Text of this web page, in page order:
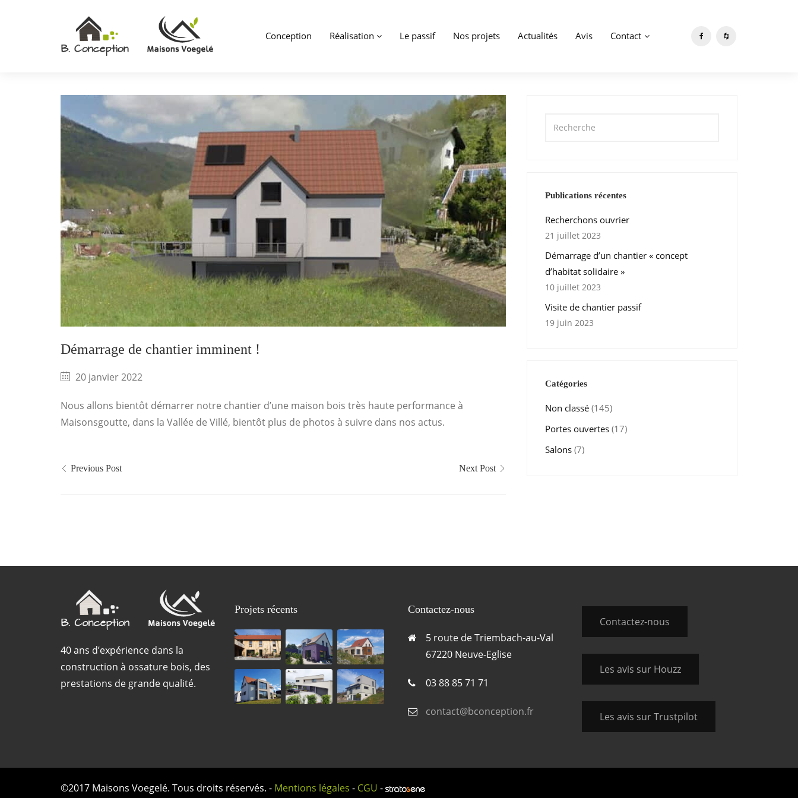
Conception Réalisation Le passif Nos projets Actualités Avis Contact
Démarrage de chantier imminent !
20 janvier 2022
Nous allons bientôt démarrer notre chantier d’une maison bois très haute performance à
Maisonsgoutte, dans la Vallée de Villé, bientôt plus de photos à suivre dans nos actus.
Previous Post Next Post
Publications récentes
Recherchons ouvrier
21 juillet 2023
Démarrage d’un chantier « concept
d’habitat solidaire »
10 juillet 2023
Visite de chantier passif
19 juin 2023
Catégories
Non classé (145)
Portes ouvertes (17)
Salons (7)
40 ans d’expérience dans la
construction à ossature bois, des
prestations de grande qualité.
Projets récents Contactez-nous
5 route de Triembach-au-Val
67220 Neuve-Eglise
03 88 85 71 71
contact@bconception.fr
Contactez-nous
Les avis sur Houzz
Les avis sur Trustpilot
©2017 Maisons Voegelé. Tous droits réservés. - Mentions légales - CGU -